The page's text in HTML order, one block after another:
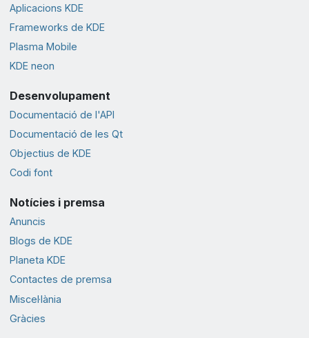
Aplicacions KDE
Frameworks de KDE
Plasma Mobile
KDE neon
Desenvolupament
Documentació de l'API
Documentació de les Qt
Objectius de KDE
Codi font
Notícies i premsa
Anuncis
Blogs de KDE
Planeta KDE
Contactes de premsa
Miscel·lània
Gràcies